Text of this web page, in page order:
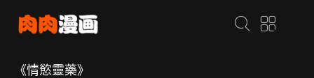
《情慾靈藥》